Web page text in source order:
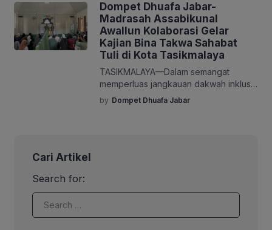
Dompet Dhuafa Jabar-
Madrasah Assabikunal
Awallun Kolaborasi Gelar
Kajian Bina Takwa Sahabat
Tuli di Kota Tasikmalaya
TASIKMALAYA—Dalam semangat
memperluas jangkauan dakwah inklusif,
Dompet Dhuafa Jabar berkolaborasi
dengan Madrasah Tuna Rungu
“Meneladani Kesabaran Rasulullah
berbagai wilayah Tasikmalaya, relawan
by Dompet Dhuafa Jabar
Cari Artikel
Search for: